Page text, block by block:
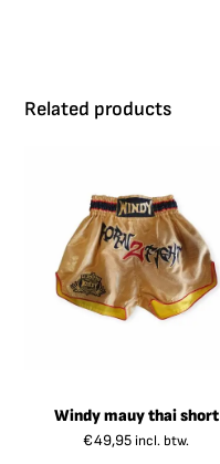
Related products
Windy mauy thai short
€49,95 incl. btw.